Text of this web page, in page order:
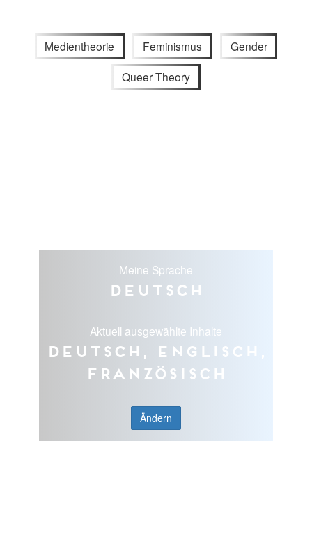
Medientheorie Feminismus Gender
Queer Theory
Meine Sprache
Deutsch
Aktuell ausgewählte Inhalte
Deutsch, Englisch,
Französisch
Ändern